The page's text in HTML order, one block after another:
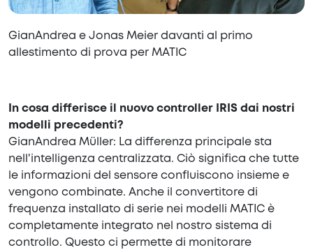
In cosa differisce il nuovo controller IRIS dai nostri
modelli precedenti?
GianAndrea Müller: La differenza principale sta
nell'intelligenza centralizzata. Ciò significa che tutte
le informazioni del sensore confluiscono insieme e
vengono combinate. Anche il convertitore di
frequenza installato di serie nei modelli MATIC è
completamente integrato nel nostro sistema di
controllo. Questo ci permette di monitorare
GianAndrea e Jonas Meier davanti al primo
allestimento di prova per MATIC